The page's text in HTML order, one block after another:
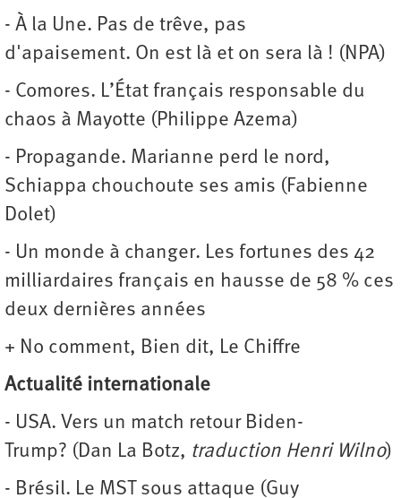
- À la Une. Pas de trêve, pas
d'apaisement. On est là et on sera là ! (NPA)
- Comores. L’État français responsable du
chaos à Mayotte (Philippe Azema)
- Propagande. Marianne perd le nord,
Schiappa chouchoute ses amis (Fabienne
Dolet)
- Un monde à changer. Les fortunes des 42
milliardaires français en hausse de 58 % ces
deux dernières années
+ No comment, Bien dit, Le Chiffre
Actualité internationale
- USA. Vers un match retour Biden-
Trump? (Dan La Botz, traduction Henri Wilno)
- Brésil. Le MST sous attaque (Guy